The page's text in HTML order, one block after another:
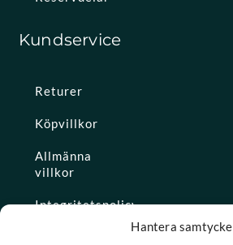
Hantera samtycke
Kundservice
Returer
Köpvillkor
Allmänna
villkor
Integritetspolicy